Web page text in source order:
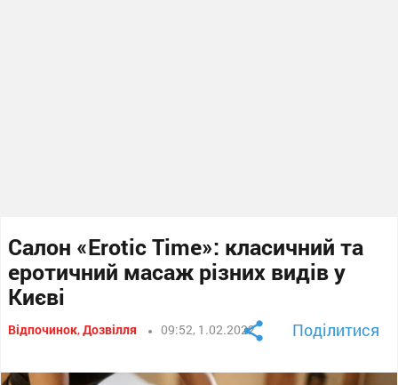
Салон «Erotic Time»: класичний та
еротичний масаж різних видів у
Києві
Відпочинок,Дозвілля 09:52, 1.02.2022 Поділитися